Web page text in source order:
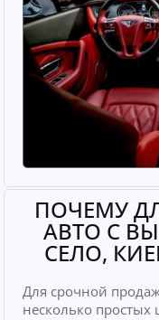
ПОЧЕМУ
АВТО С
СЕЛО,
Для срочной
несколько простых